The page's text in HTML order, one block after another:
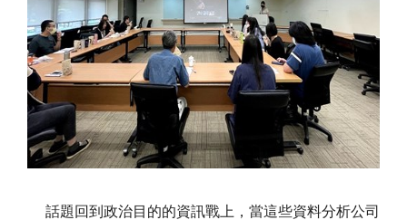
話題回到政治目的的資訊戰上，當這些資料分析公司